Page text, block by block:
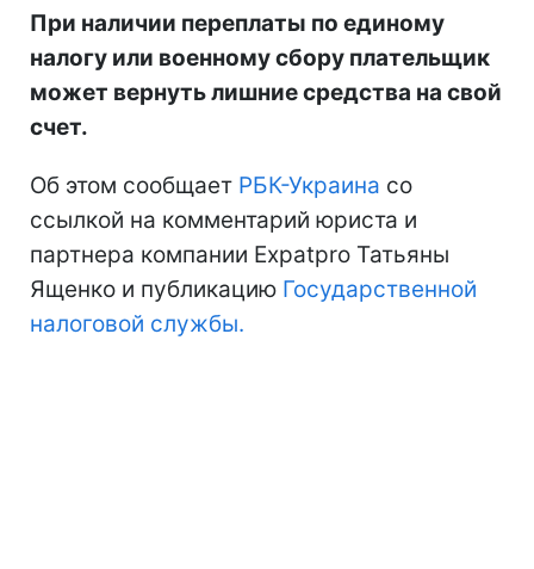
При наличии переплаты по единому
налогу или военному сбору плательщик
может вернуть лишние средства на свой
счет.
Об этом сообщает РБК-Украина со
ссылкой на комментарий юриста и
партнера компании Expatpro Татьяны
Ященко и публикацию Государственной
налоговой службы.